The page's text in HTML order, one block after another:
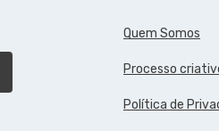
Quem Somos
Processo
Política de